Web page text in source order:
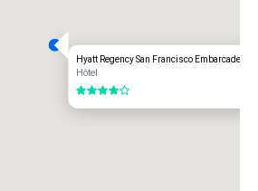
Hyatt Regency San Francisco Embarcadero
Hôtel
4 sur 5